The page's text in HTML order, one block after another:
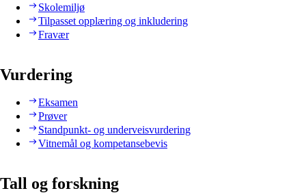
Skolemiljø
Tilpasset opplæring og inkludering
Fravær
Vurdering
Eksamen
Prøver
Standpunkt- og underveisvurdering
Vitnemål og kompetansebevis
Tall og forskning